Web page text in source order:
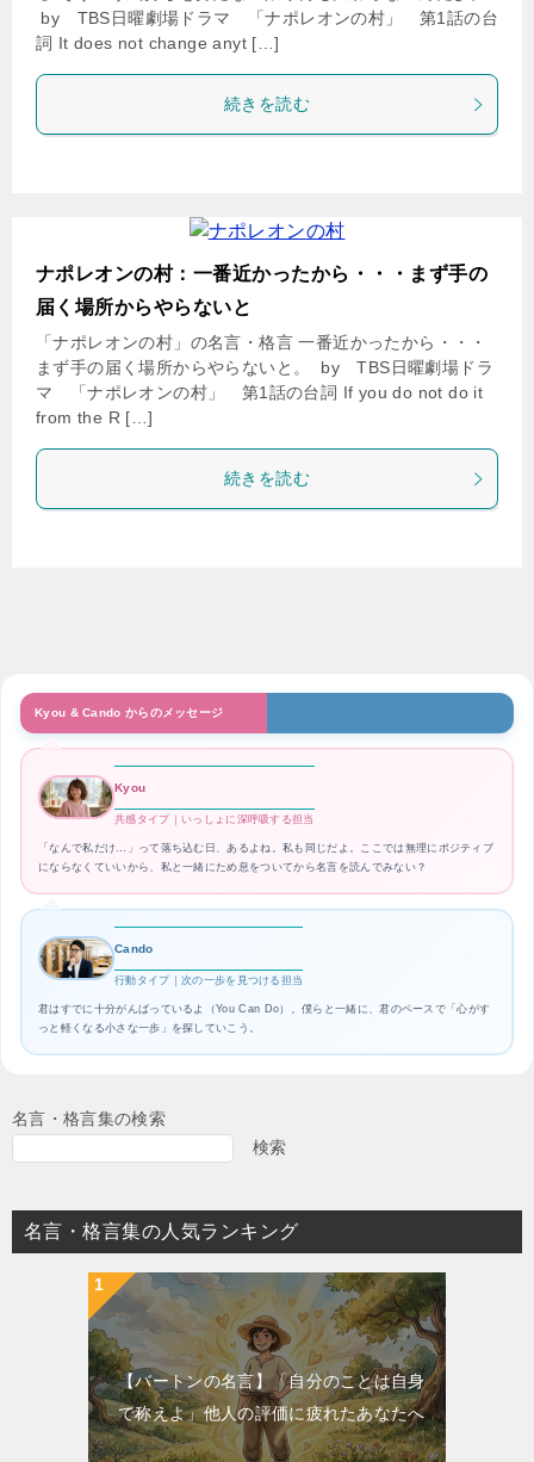
by TBS日曜劇場ドラマ 「ナポレオンの村」 第1話の台
詞 It does not change anyt […]
続きを読む
ナポレオンの村：一番近かったから・・・まず手の
届く場所からやらないと
「ナポレオンの村」の名言・格言 一番近かったから・・・
まず手の届く場所からやらないと。 by TBS日曜劇場ドラ
マ 「ナポレオンの村」 第1話の台詞 If you do not do it
from the R […]
続きを読む
Kyou & Cando からのメッセージ
Kyou
共感タイプ｜いっしょに深呼吸する担当
「なんで私だけ…」って落ち込む日、あるよね。私も同じだよ。ここでは無理にポジティブ
にならなくていいから、私と一緒にため息をついてから名言を読んでみない？
Cando
行動タイプ｜次の一歩を見つける担当
君はすでに十分がんばっているよ（You Can Do）。僕らと一緒に、君のペースで「心がす
っと軽くなる小さな一歩」を探していこう。
名言・格言集の検索
検索
名言・格言集の人気ランキング
【バートンの名言】「自分のことは自身
で称えよ」他人の評価に疲れたあなたへ